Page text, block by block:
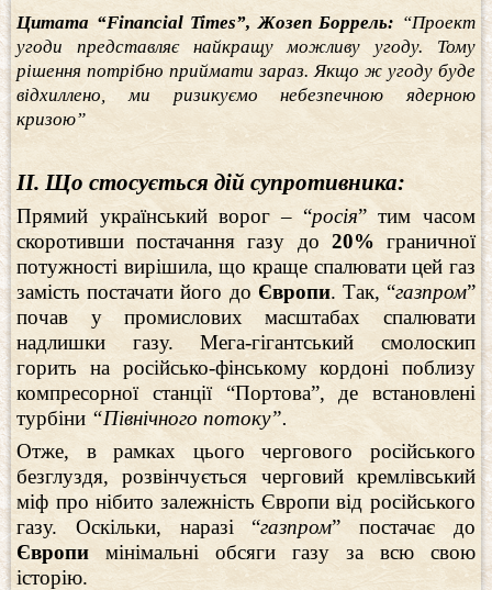
Цитата “Financial Times”, Жозеп Боррель: “Проект
угоди представляє найкращу можливу угоду. Тому
рішення потрібно приймати зараз. Якщо ж угоду буде
відхиллено, ми ризикуємо небезпечною ядерною
кризою”
ІІ. Що стосується дій супротивника:
Прямий український ворог – “росія” тим часом
скоротивши постачання газу до 20% граничної
потужності вирішила, що краще спалювати цей газ
замість постачати його до Європи. Так, “газпром”
почав у промислових масштабах спалювати
надлишки газу. Мега-гігантський смолоскип
горить на російсько-фінському кордоні поблизу
компресорної станції “Портова”, де встановлені
турбіни “Північного потоку”.
Отже, в рамках цього чергового російського
безглуздя, розвінчується черговий кремлівський
міф про нібито залежність Європи від російського
газу. Оскільки, наразі “газпром” постачає до
Європимінімальні обсяги газу за всю свою
історію.